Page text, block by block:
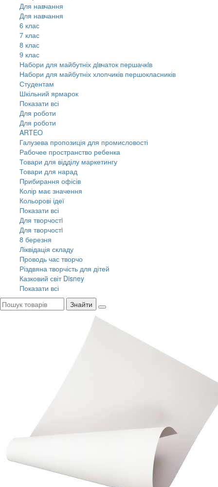
Для навчання
Для навчання
6 клас
7 клас
8 клас
9 клас
Набори для майбутніх дiвчаток першачкiв
Набори для майбутніх хлопчиків першокласників
Студентам
Шкільний ярмарок
Показати всі
Для роботи
Для роботи
ARTEO
Галузева пропозиція для промисловості
Рабочее пространство ребенка
Товари для відділу маркетингу
Товари для нарад
Прибирання офісів
Колір має значення
Кольорові ідеї
Показати всі
Для творчостi
Для творчостi
8 березня
Ліквідація складу
Проводь час творчо
Різдвяна творчість для дітей
Казковий світ Disney
Показати всі
Знайти